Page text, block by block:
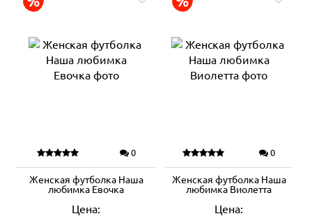
0
Женская футболка Наша
любимка Евочка
Цена:
0
Женская футболка Наша
любимка Виолетта
Цена: